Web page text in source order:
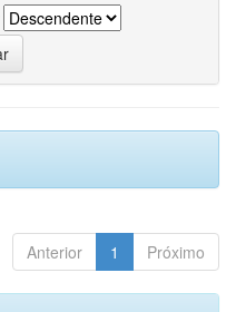
Anterior 1 Próximo